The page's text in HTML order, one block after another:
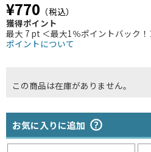
¥770 （税込）
獲得ポイント
最大 7 pt ＜最大1％ポイントバック！
ポイントについて
この商品は在庫がありません。
お気に入りに追加